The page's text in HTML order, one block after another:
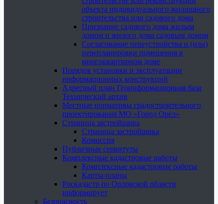
объекта индивидуального жилищного
строительства или садового дома
Признание садового дома жилым
домом и жилого дома садовым домом
Согласование переустройства и (или)
перепланировки помещения в
многоквартирном доме
Порядок установки и эксплуатации
информационных конструкций
Адресный план Геоинформационная база
Технический архив
Местные нормативы градостроительного
проектирования МО «Город Орёл»
Страница застройщика
Страница застройщика
Комиссия
Публичные сервитуты
Комплексные кадастровые работы
Комплексные кадастровые работы
Карты-планы
Роскадастр по Орловской области
информирует
Безопасность